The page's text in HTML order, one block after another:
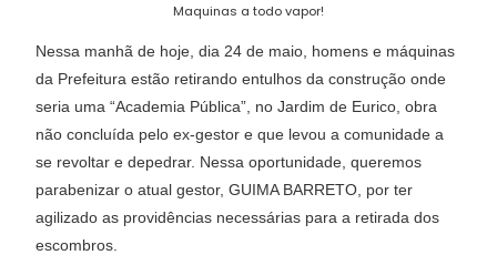
Maquinas a todo vapor!
Nessa manhã de hoje, dia 24 de maio, homens e máquinas
da Prefeitura estão retirando entulhos da construção onde
seria uma “Academia Pública”, no Jardim de Eurico, obra
não concluída pelo ex-gestor e que levou a comunidade a
se revoltar e depedrar. Nessa oportunidade, queremos
parabenizar o atual gestor, GUIMA BARRETO, por ter
agilizado as providências necessárias para a retirada dos
escombros.